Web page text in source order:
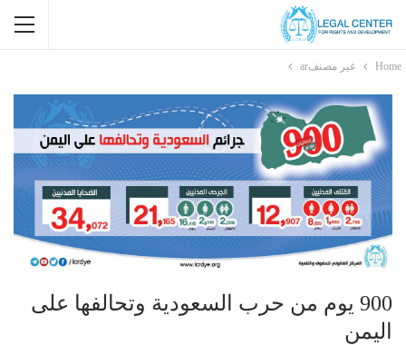
Home غير مصنفar
900 يوم من حرب السعودية وتحالفها على
اليمن